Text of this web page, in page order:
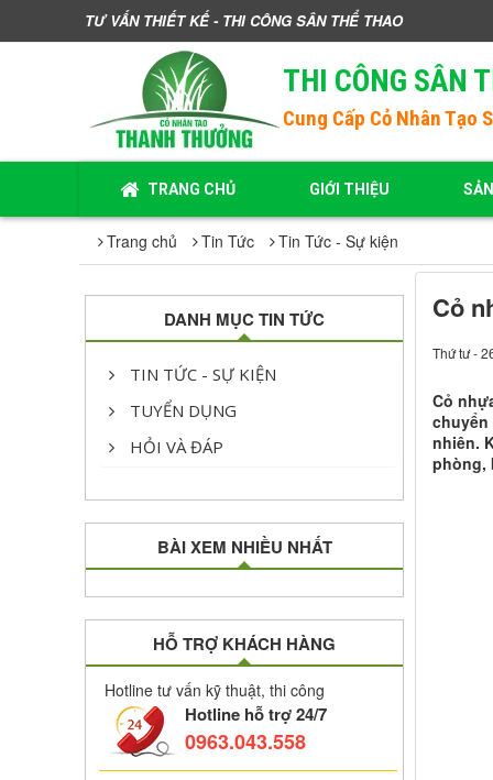
TƯ VẤN THIẾT KẾ - THI CÔNG SÂN THỂ THAO
THI CÔNG SÂN
Cung Cấp Cỏ Nhân Tạo
TRANG CHỦ GIỚI THIỆU
Trang chủ Tin Tức Tin Tức - Sự kiện
Cỏ
Thứ tư -
Cỏ
nhiên.
phòng,
DANH MỤC TIN TỨC
TIN TỨC - SỰ KIỆN
TUYỂN DỤNG
HỎI VÀ ĐÁP
BÀI XEM NHIỀU NHẤT
HỖ TRỢ KHÁCH HÀNG
Hotline tư vấn kỹ thuật, thi công
Hotline hỗ trợ 24/7
0963.043.558